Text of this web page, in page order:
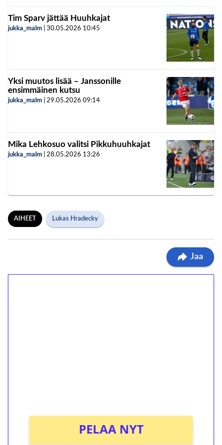
Tim Sparv jättää Huuhkajat
jukka_malm 30.05.2026 10:45
Yksi muutos lisää – Janssonille
ensimmäinen kutsu
jukka_malm 29.05.2026 09:14
Mika Lehkosuo valitsi Pikkuhuuhkajat
jukka_malm 28.05.2026 13:26
AIHEET Lukas Hradecky
Jaa
PELAA NYT